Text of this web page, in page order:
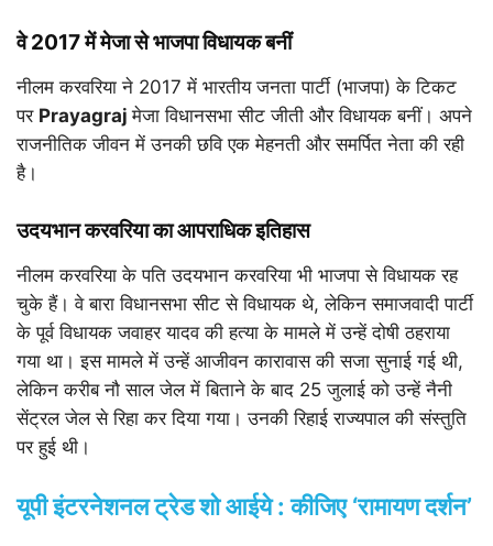
वे 2017 में मेजा से भाजपा विधायक बनीं
नीलम करवरिया ने 2017 में भारतीय जनता पार्टी (भाजपा) के टिकट
पर Prayagrajमेजा विधानसभा सीट जीती और विधायक बनीं। अपने
राजनीतिक जीवन में उनकी छवि एक मेहनती और समर्पित नेता की रही
है।
उदयभान करवरिया का आपराधिक इतिहास
नीलम करवरिया के पति उदयभान करवरिया भी भाजपा से विधायक रह
चुके हैं। वे बारा विधानसभा सीट से विधायक थे, लेकिन समाजवादी पार्टी
के पूर्व विधायक जवाहर यादव की हत्या के मामले में उन्हें दोषी ठहराया
गया था। इस मामले में उन्हें आजीवन कारावास की सजा सुनाई गई थी,
लेकिन करीब नौ साल जेल में बिताने के बाद 25 जुलाई को उन्हें नैनी
सेंट्रल जेल से रिहा कर दिया गया। उनकी रिहाई राज्यपाल की संस्तुति
पर हुई थी।
यूपी इंटरनेशनल ट्रेड शो आईये : कीजिए ‘रामायण दर्शन’